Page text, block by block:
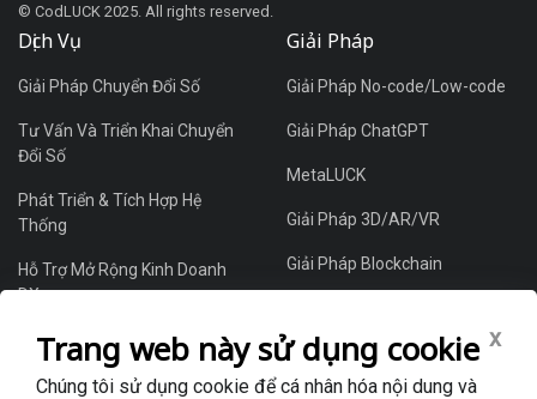
© CodLUCK 2025. All rights reserved.
Dịch Vụ
Giải Pháp Chuyển Đổi Số
Tư Vấn Và Triển Khai Chuyển
Đổi Số
Phát Triển & Tích Hợp Hệ
Thống
Hỗ Trợ Mở Rộng Kinh Doanh
DX
Giải Pháp
Giải Pháp No-code/Low-code
Giải Pháp ChatGPT
MetaLUCK
Giải Pháp 3D/AR/VR
Giải Pháp Blockchain
Giải Pháp ERP/CRM
Trang web này sử dụng cookie x
Chúng tôi sử dụng cookie để cá nhân hóa nội dung và